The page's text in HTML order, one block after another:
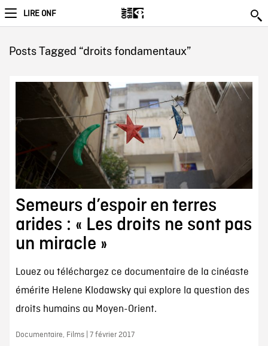
LIRE ONF
Posts Tagged “droits fondamentaux”
Semeurs d’espoir en terres
arides : « Les droits ne sont pas
un miracle »
Louez ou téléchargez ce documentaire de la cinéaste
émérite Helene Klodawsky qui explore la question des
droits humains au Moyen-Orient.
Documentaire, Films | 7 février 2017